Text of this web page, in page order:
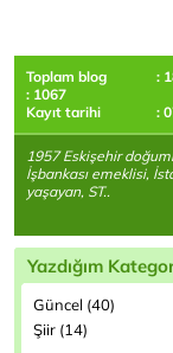
Toplam blog
:
: 1067
Kayıt tarihi
:
1957 Eskişehir
İşbankası emeklisi,
yaşayan, ST..
Yazdığım
Güncel (40)
Şiir (14)